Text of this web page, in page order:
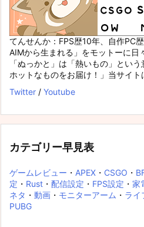
てんせんか：FPS歴10年、自作PC
AIMから生まれる」をモットーに日
「ぬっかと」は「熱いもの」とい
ホットなものをお届け！」当サイト
Twitter / Youtube
カテゴリー早見表
ゲームレビュー ・ APEX ・ CSGO ・
定 ・ Rust ・ 配信設定 ・ FPS設定 ・ 家
ネタ ・ 動画 ・ モニターアーム ・ ライ
PUBG